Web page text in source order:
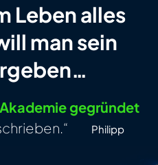
Leben alles
man sein
Akademie gegründet
Philipp